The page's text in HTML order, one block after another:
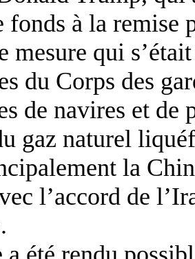
fonds à la remise
mesure qui
du Corps des
de navires et de
gaz naturel
la
l’accord de